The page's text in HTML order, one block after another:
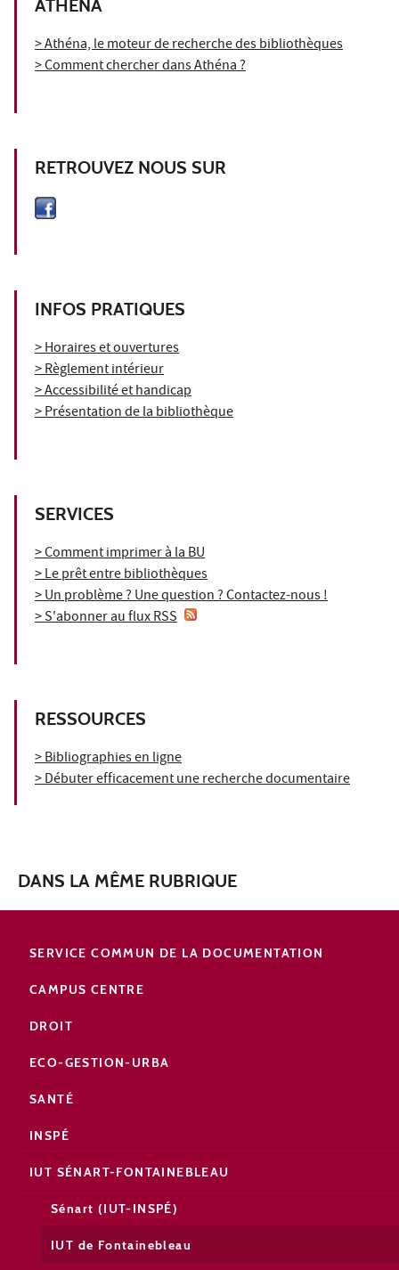
ATHÉNA
> Athéna, le moteur de recherche des bibliothèques
> Comment chercher dans Athéna ?
RETROUVEZ NOUS SUR
INFOS PRATIQUES
> Horaires et ouvertures
> Règlement intérieur
> Accessibilité et handicap
> Présentation de la bibliothèque
SERVICES
> Comment imprimer à la BU
> Le prêt entre bibliothèques
> Un problème ? Une question ? Contactez-nous !
> S'abonner au flux RSS
RESSOURCES
> Bibliographies en ligne
> Débuter efficacement une recherche documentaire
DANS LA MÊME RUBRIQUE
SERVICE COMMUN DE LA DOCUMENTATION
CAMPUS CENTRE
DROIT
ECO-GESTION-URBA
SANTÉ
INSPÉ
IUT SÉNART-FONTAINEBLEAU
Sénart (IUT-INSPÉ)
IUT de Fontainebleau